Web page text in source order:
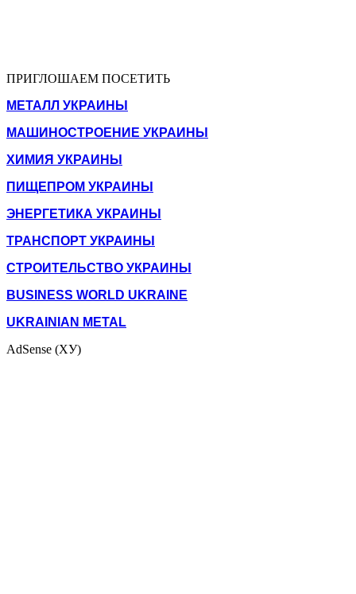
ПРИГЛОШАЕМ ПОСЕТИТЬ
МЕТАЛЛ УКРАИНЫ
МАШИНОСТРОЕНИЕ УКРАИНЫ
ХИМИЯ УКРАИНЫ
ПИЩЕПРОМ УКРАИНЫ
ЭНЕРГЕТИКА УКРАИНЫ
ТРАНСПОРТ УКРАИНЫ
СТРОИТЕЛЬСТВО УКРАИНЫ
BUSINESS WORLD UKRAINE
UKRAINIAN METAL
AdSense (ХУ)